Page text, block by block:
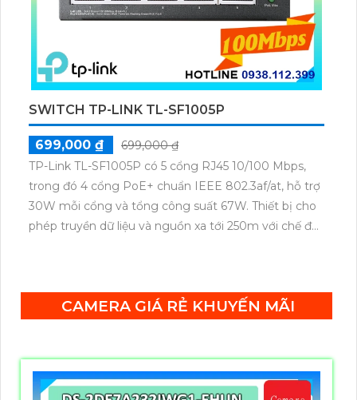
SWITCH TP-LINK TL-SF1005P
699,000 ₫
699,000 ₫
TP-Link TL-SF1005P có 5 cổng RJ45 10/100 Mbps,
trong đó 4 cổng PoE+ chuẩn IEEE 802.3af/at, hỗ trợ
30W mỗi cổng và tổng công suất 67W. Thiết bị cho
phép truyền dữ liệu và nguồn xa tới 250m với chế độ
CAMERA GIÁ RẺ KHUYẾN MÃI